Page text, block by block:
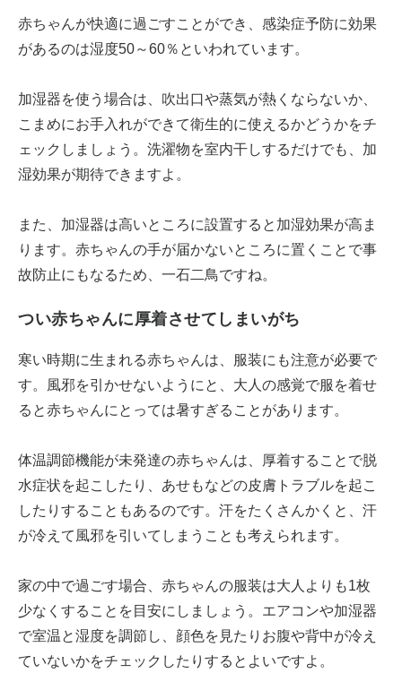
赤ちゃんが快適に過ごすことができ、感染症予防に効果
があるのは湿度50～60％といわれています。
加湿器を使う場合は、吹出口や蒸気が熱くならないか、
こまめにお手入れができて衛生的に使えるかどうかをチ
ェックしましょう。洗濯物を室内干しするだけでも、加
湿効果が期待できますよ。
また、加湿器は高いところに設置すると加湿効果が高ま
ります。赤ちゃんの手が届かないところに置くことで事
故防止にもなるため、一石二鳥ですね。
つい赤ちゃんに厚着させてしまいがち
寒い時期に生まれる赤ちゃんは、服装にも注意が必要で
す。風邪を引かせないようにと、大人の感覚で服を着せ
ると赤ちゃんにとっては暑すぎることがあります。
体温調節機能が未発達の赤ちゃんは、厚着することで脱
水症状を起こしたり、あせもなどの皮膚トラブルを起こ
したりすることもあるのです。汗をたくさんかくと、汗
が冷えて風邪を引いてしまうことも考えられます。
家の中で過ごす場合、赤ちゃんの服装は大人よりも1枚
少なくすることを目安にしましょう。エアコンや加湿器
で室温と湿度を調節し、顔色を見たりお腹や背中が冷え
ていないかをチェックしたりするとよいですよ。